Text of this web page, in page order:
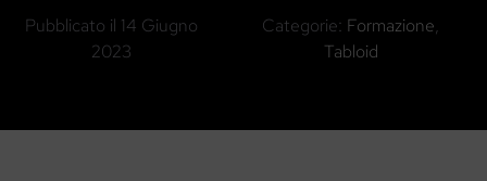
Pubblicato il 14 Giugno
2023
Categorie: Formazione,
Tabloid